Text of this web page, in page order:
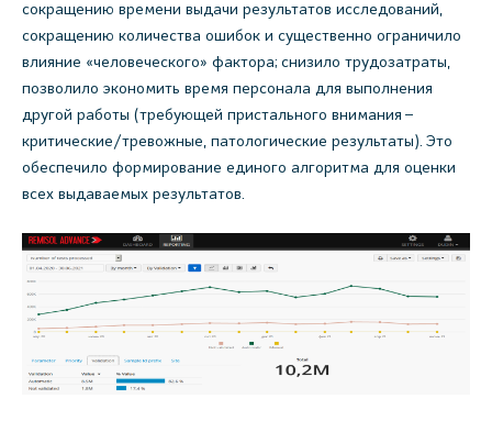
сокращению времени выдачи результатов исследований,
сокращению количества ошибок и существенно ограничило
влияние «человеческого» фактора; снизило трудозатраты,
позволило экономить время персонала для выполнения
другой работы (требующей пристального внимания –
критические/тревожные, патологические результаты). Это
обеспечило формирование единого алгоритма для оценки
всех выдаваемых результатов.